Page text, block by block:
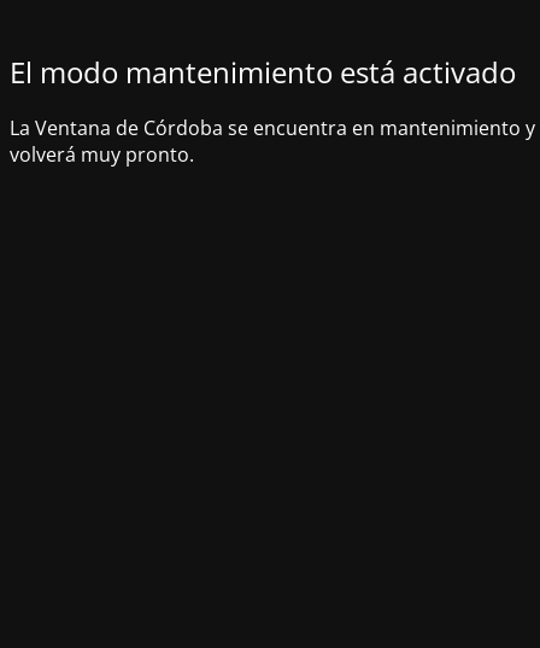
El modo mantenimiento está activado
La Ventana de Córdoba se encuentra en mantenimiento y
volverá muy pronto.